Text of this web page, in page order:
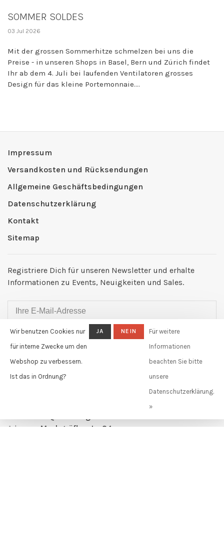
SOMMER SOLDES
03 Jul 2026
Mit der grossen Sommerhitze schmelzen bei uns die
Preise - in unseren Shops in Basel, Bern und Zürich findet
Ihr ab dem 4. Juli bei laufenden Ventilatoren grosses
Design für das kleine Portemonnaie....
Impressum
Versandkosten und Rücksendungen
Allgemeine Geschäftsbedingungen
Datenschutzerklärung
Kontakt
Sitemap
Registriere Dich für unseren Newsletter und erhalte
Informationen zu Events, Neuigkeiten und Sales.
ABONNIEREN
By signing up, you agree to our Privacy Policy.
Claudia Güdel GmbH
Adresse:Markgräflerstr. 34
Wir benutzen Cookies nur
für interne Zwecke um den
Webshop zu verbessern.
Ist das in Ordnung?
JA NEIN
Für weitere
Informationen
beachten Sie bitte
unsere
Datenschutzerklärung.
»